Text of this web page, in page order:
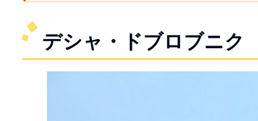
デシャ・ドブロブニク